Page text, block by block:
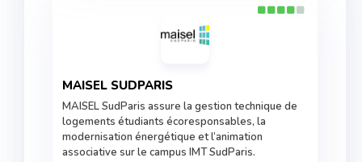
MAISEL SUDPARIS
MAISEL SudParis assure la gestion technique de
logements étudiants écoresponsables, la
modernisation énergétique et l’animation
associative sur le campus IMT SudParis.